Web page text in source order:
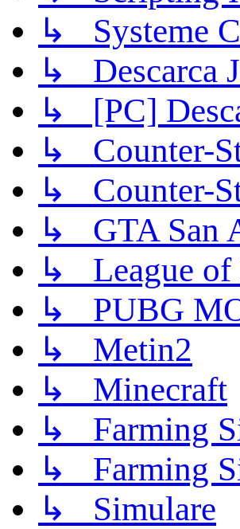
↳ Systeme
↳ Descarca
↳ [PC]
↳ Counter-
↳ Counter-
↳ GTA San
↳ League of
↳ PUBG
↳ Metin2
↳ Minecraft
↳ Farming
↳ Farming
↳ Simulare